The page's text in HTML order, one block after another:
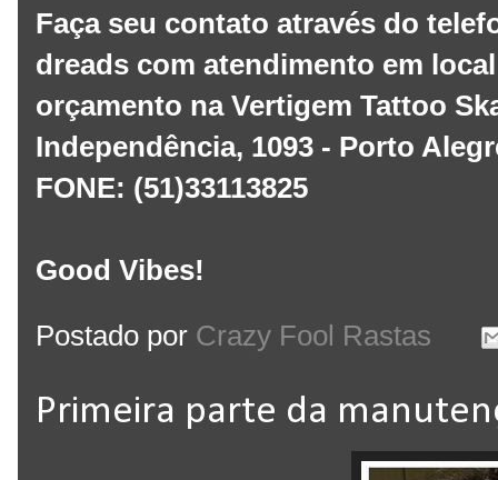
Faça seu contato através do
dreads com atendimento em
orçamento na Vertigem Tattoo
Independência, 1093 - Porto
FONE: (51)33113825
Good Vibes!
Postado por Crazy Fool Rastas
Primeira parte da